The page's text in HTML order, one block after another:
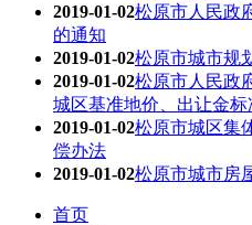
2019-01-02松原市人民政
的通知
2019-01-02松原市城市规
2019-01-02松原市人民政
城区基准地价、出让金标
2019-01-02松原市城区集
偿办法
2019-01-02松原市城市房
首页